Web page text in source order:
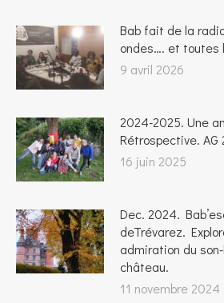
Bab fait de la
ondes…. et toutes
9 avril 2026
2024-2025. Une
Rétrospective. AG
16 juin 2025
Dec. 2024.
deTrévarez.
admiration du
château.
11 novembre 2024